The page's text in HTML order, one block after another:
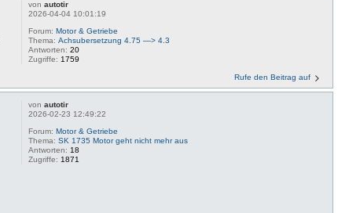
vonautotir
2026-04-04 10:01:19
Forum:Motor & Getriebe
Thema:Achsubersetzung 4.75 —> 4.3
Antworten:20
Zugriffe: 1759
Rufe den Beitrag auf
vonautotir
2026-02-23 12:49:22
Forum:Motor & Getriebe
Thema:SK 1735 Motor geht nicht mehr aus
Antworten: 18
Zugriffe: 1871